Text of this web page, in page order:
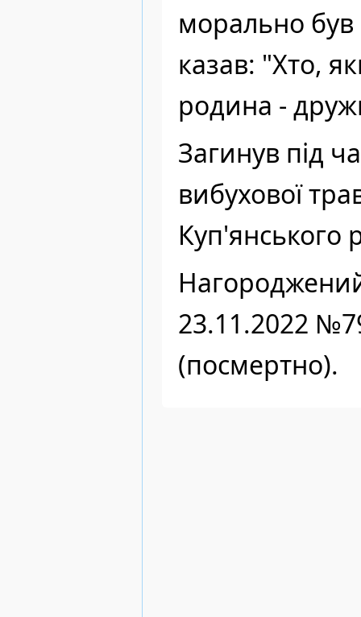
морально був
казав: "Хто,
родина -
Загинув під
вибухової
Куп'янського
23.11.2022
(посмертно).